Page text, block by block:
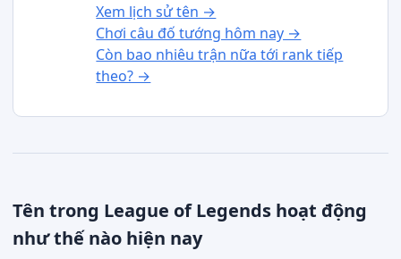
Xem lịch sử tên →
Chơi câu đố tướng hôm nay →
Còn bao nhiêu trận nữa tới rank tiếp
theo? →
Tên trong League of Legends hoạt động
như thế nào hiện nay